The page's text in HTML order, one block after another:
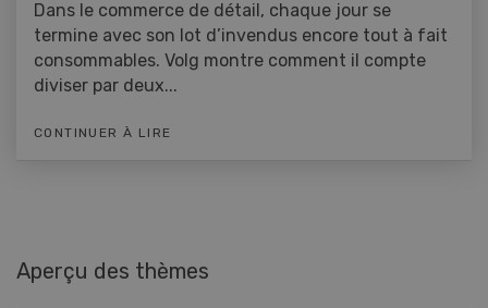
Dans le commerce de détail, chaque jour se
termine avec son lot d’invendus encore tout à fait
consommables. Volg montre comment il compte
diviser par deux...
CONTINUER À LIRE
Aperçu des thèmes